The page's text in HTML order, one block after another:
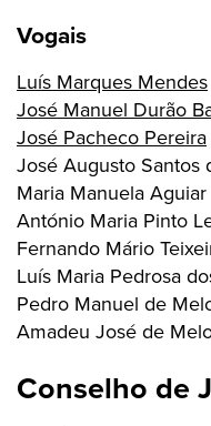
Vogais
Luís Marques Mendes
José Manuel Durão
José Pacheco Pereira
José Augusto Santos
Maria Manuela
António Maria Pinto
Fernando Mário
Luís Maria Pedrosa
Pedro Manuel de
Amadeu José de
Conselho de